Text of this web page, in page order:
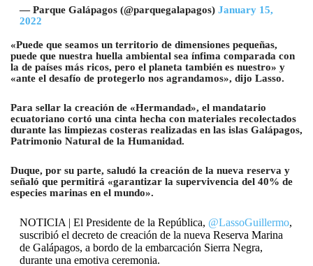
— Parque Galápagos (@parquegalapagos) January 15,
2022
«Puede que seamos un territorio de dimensiones pequeñas,
puede que nuestra huella ambiental sea ínfima comparada con
la de países más ricos, pero el planeta también es nuestro» y
«ante el desafío de protegerlo nos agrandamos», dijo Lasso.
Para sellar la creación de «Hermandad», el mandatario
ecuatoriano cortó una cinta hecha con materiales recolectados
durante las limpiezas costeras realizadas en las islas Galápagos,
Patrimonio Natural de la Humanidad.
Duque, por su parte, saludó la creación de la nueva reserva y
señaló que permitirá «garantizar la supervivencia del 40% de
especies marinas en el mundo».
NOTICIA | El Presidente de la República, @LassoGuillermo,
suscribió el decreto de creación de la nueva Reserva Marina
de Galápagos, a bordo de la embarcación Sierra Negra,
durante una emotiva ceremonia.